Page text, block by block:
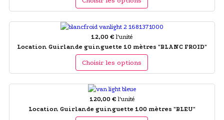
12,00 € l'unité
Location Guirlande guinguette 10 mètres "BLANC FROID"
Choisir les options
120,00 € l'unité
Location Guirlande guinguette 100 mètres "BLEU"